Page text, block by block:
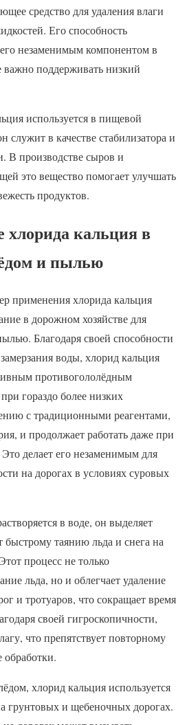
средство для удаления влаги
Его способность
незаменимым компонентом в
важно поддерживать низкий
используется в пищевой
в качестве стабилизатора и
В производстве сыров и
это вещество помогает улучшать
продуктов.
хлорида кальция в
и пылью
применения хлорида кальция
в дорожном хозяйстве для
Благодаря своей способности
воды, хлорид кальция
противогололёдным
гораздо более низких
с традиционными реагентами,
и продолжает работать даже при
делает его незаменимым для
на дорогах в условиях суровых
в воде, он выделяет
быстрому таянию льда и снега на
процесс не только
льда, но и облегчает удаление
и тротуаров, что сокращает время
своей гигроскопичности,
что препятствует повторному
хлорид кальция используется
грунтовых и щебеночных дорогах.